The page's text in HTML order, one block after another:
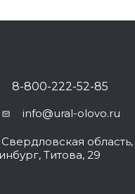
8-800-222-52-85
info@ural-olovo.ru
Свердловская область,
Титова, 29